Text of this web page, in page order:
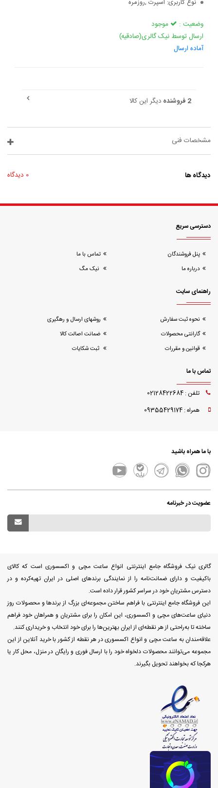
نوع کاربری: اسپرت ,روزمره
وضعیت :
موجود
ارسال توسط نیک گالری(صادقیه)
آماده ارسال
2 فروشنده دیگر این کالا
مشخصات فنی
دیدگاه ها 0 دیدگاه
دسترسی سریع
پنل فروشندگان
تماس با ما
درباره ما
نیک مگ
راهنمای سایت
نحوه ثبت سفارش
روشهای ارسال و رهگیری
گارانتی محصولات
ضمانت اصالت کالا
قوانین و مقررات
ثبت شکایات
تماس با ما
تلفن : 02128422684
همراه : 09355429174
با ما همراه باشید
عضویت در خبرنامه
گالری نیک فروشگاه جامع اینترنتی انواع ساعت مچی و اکسسوری است که کالای
باکیفیت و دارای ضمانت‌نامه را از نمایندگی برندهای اصلی در ایران تهیه‌کرده و در
دسترس مشتریان خود در سراسر کشور قرار داده است.
این فروشگاه جامع اینترنتی با فراهم ساختن مجموعه‌ای بزرگ از برندها و محصولات روز
دنیای ساعت‌های مچی و اکسسوری، این امکان را برای مشتریان و همراهان خود فراهم
ساخته تا به‌راحتی از هر نقطه‌ای از ایران بهترین‌ها را برای خود انتخاب و خریداری کنند.
علاقه‌مندان به ساعت مچی و انواع اکسسوری در هر نقطه از کشور با خرید آنلاین از این
مجموعه می‌توانند محصولات دلخواه خود را با ارسال فوری و رایگان در منزل، محل کار یا
هرکجا که بخواهند تحویل بگیرند.